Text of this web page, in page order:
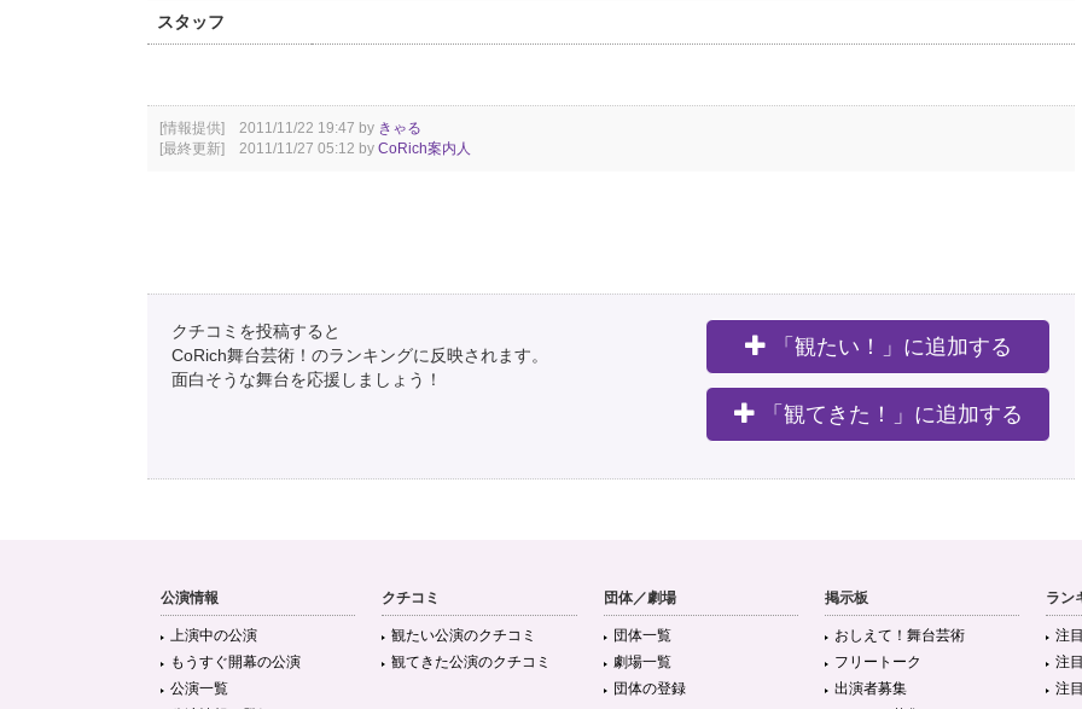
スタッフ
[情報提供] 2011/11/22 19:47 by きゃる
[最終更新] 2011/11/27 05:12 by CoRich案内人
クチコミを投稿すると
CoRich舞台芸術！のランキングに反映されます。
面白そうな舞台を応援しましょう！
「観たい！」に追加する
「観てきた！」に追加する
公演情報
上演中の公演
もうすぐ開幕の公演
公演一覧
クチコミ
観たい公演のクチコミ
観てきた公演のクチコミ
団体／劇場
団体一覧
劇場一覧
団体の登録
掲示板
おしえて！舞台芸術
フリートーク
出演者募集
ラン
注
注
注